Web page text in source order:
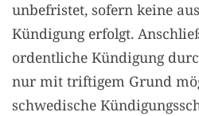
unbefristet, sofern keine
Kündigung erfolgt.
ordentliche Kündigung
nur mit triftigem Grund
schwedische